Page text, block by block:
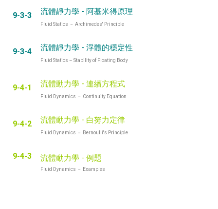
9-3-3 流體靜力學 - 阿基米得原理
Fluid Statics － Archimedes' Principle
9-3-4 流體靜力學 - 浮體的穩定性
Fluid Statics – Stability of Floating Body
9-4-1 流體動力學 - 連續方程式
Fluid Dynamics － Continuity Equation
9-4-2 流體動力學 - 白努力定律
Fluid Dynamics － Bernoulli's Principle
9-4-3 流體動力學 - 例題
Fluid Dynamics － Examples